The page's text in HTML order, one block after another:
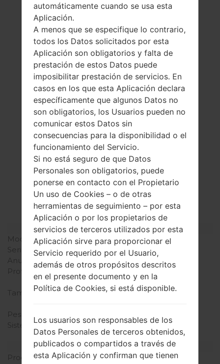
La especificación
LGQ725K(LMQ725K)
akaLG Q7 Plus
Modelo y sus características
Modelo
LGQ725K
Serie
LG Q7 Plus
Anunciado
Junio, 2018
Profundidad
8.4 milímetros (0.33
pulgadas)
Tamaño (dimensiones)
143.8 x 69.3 milímetros
Peso
Sistema de operación
Android 8.x Oreo Mirror
Release 1
Hardware
Procesador
4x1.5GHz Cortex-A53 &
automáticamente cuando se usa esta
Aplicación.
A menos que se especifique lo contrario,
todos los Datos solicitados por esta
Aplicación son obligatorios y falta de
prestación de estos Datos puede
imposibilitar prestación de servicios. En
casos en los que esta Aplicación declara
específicamente que algunos Datos no
son obligatorios, los Usuarios pueden no
comunicar estos Datos sin
consecuencias para la disponibilidad o el
funcionamiento del Servicio.
Si no está seguro de que Datos
Personales son obligatorios, puede
ponerse en contacto con el Propietario
Un uso de Cookies – o de otras
herramientas de seguimiento – por esta
Aplicación o por los propietarios de
servicios de terceros utilizados por esta
Aplicación sirve para proporcionar el
Servicio requerido por el Usuario,
además de otros propósitos descritos
en el presente documento y en la
Política de Cookies, si está disponible.
Los usuarios son responsables de los
Datos Personales de terceros obtenidos,
publicados o compartidos a través de
esta Aplicación y confirman que tienen